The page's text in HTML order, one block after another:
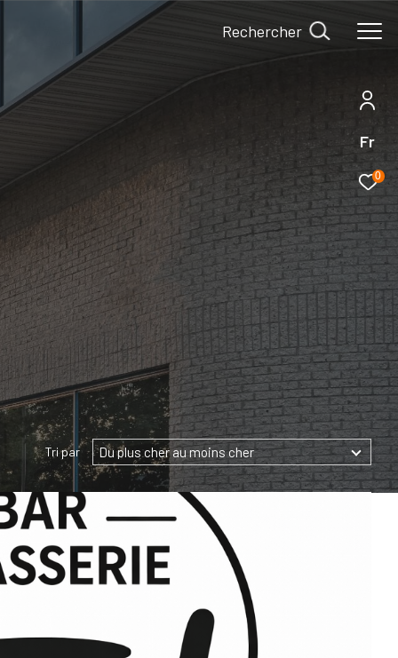
Fr
0
Rechercher
Tri par Du plus cher au moins cher